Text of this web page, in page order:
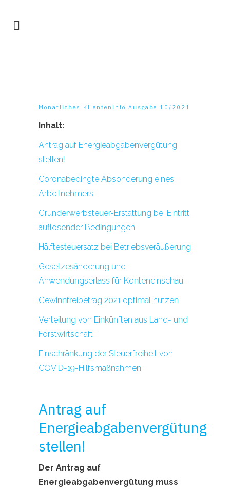
Monatliches Klienteninfo Ausgabe 10/2021
Inhalt:
Antrag auf Energieabgabenvergütung
stellen!
Coronabedingte Absonderung eines
Arbeitnehmers
Grunderwerbsteuer-Erstattung bei Eintritt
auflösender Bedingungen
Hälftesteuersatz bei Betriebsveräußerung
Gesetzesänderung und
Anwendungserlass für Konteneinschau
Gewinnfreibetrag 2021 optimal nutzen
Verteilung von Einkünften aus Land- und
Forstwirtschaft
Einschränkung der Steuerfreiheit von
COVID-19-Hilfsmaßnahmen
Antrag auf
Energieabgabenvergütung
stellen!
Der Antrag auf
Energieabgabenvergütung muss